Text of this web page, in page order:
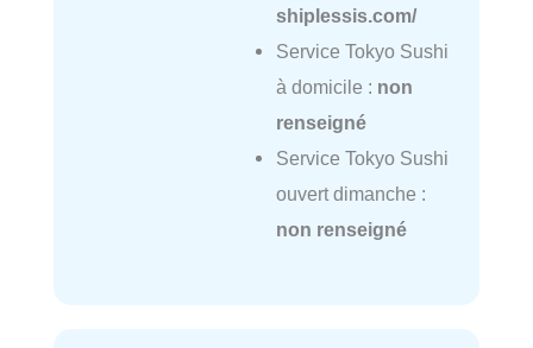
shiplessis.com/
Service Tokyo Sushi
à domicile : non
renseigné
Service Tokyo Sushi
ouvert dimanche :
non renseigné